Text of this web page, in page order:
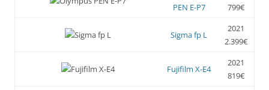
PEN E-P7
799€
Sigma fp L
2021
2.399€
Fujifilm X-E4
2021
819€